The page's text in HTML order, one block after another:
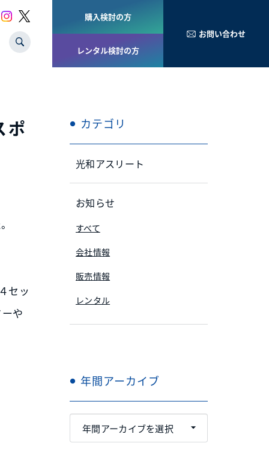
購入検討の方
レンタル検討の方
お問い合わせ
ポ
セッ
や
カテゴリ
光和アスリート
お知らせ
すべて
会社情報
販売情報
レンタル
年間アーカイブ